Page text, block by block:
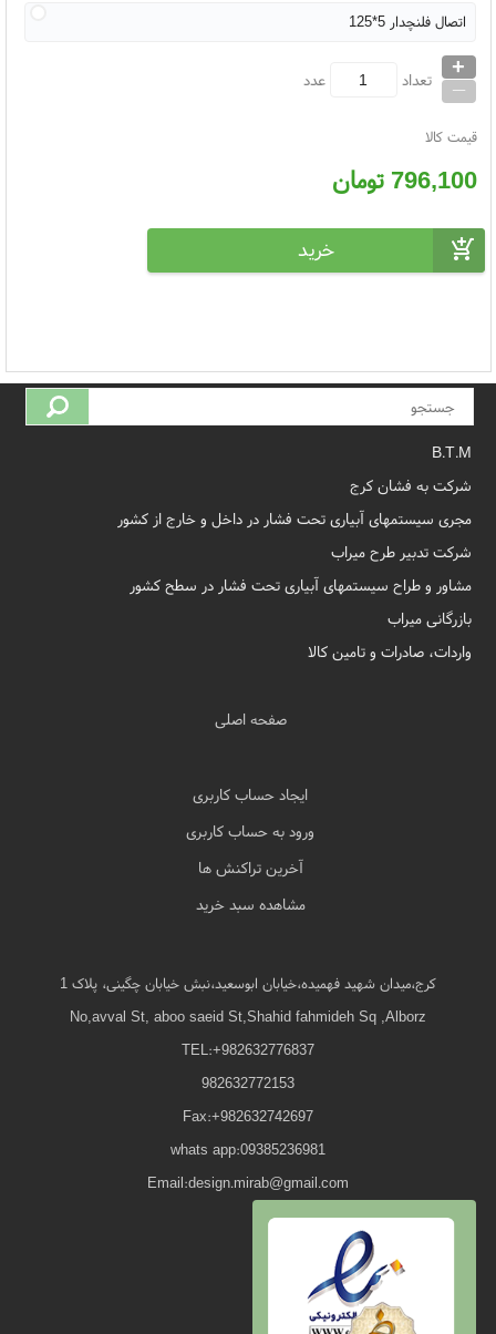
اتصال فلنچدار 5*125
تعداد +
_ عدد
قیمت کالا
796,100 تومان
B.T.M
شرکت به فشان کرج
مجری سیستمهای آبیاری تحت فشار در داخل و خارج از کشور
شرکت تدبیر طرح میراب
مشاور و طراح سیستمهای آبیاری تحت فشار در سطح کشور
بازرگانی میراب
واردات، صادرات و تامین کالا
صفحه اصلی
ایجاد حساب کاربری
ورود به حساب کاربری
آخرین تراکنش ها
مشاهده سبد خرید
کرج،میدان شهید فهمیده،خیابان ابوسعید،نبش خیابان چگینی، پلاک 1
No,avval St, aboo saeid St,Shahid fahmideh Sq ,Alborz
TEL:+982632776837
982632772153
Fax:+982632742697
whats app:09385236981
Email:design.mirab@gmail.com